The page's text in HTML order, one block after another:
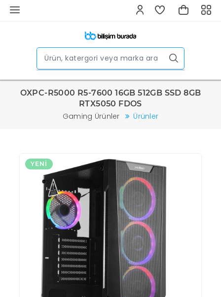
OXPC-R5000 R5-7600 16GB 512GB SSD 8GB
RTX5050 FDOS
Gaming Ürünler Ürünler
YENI